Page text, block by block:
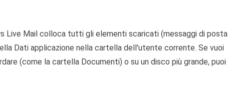
Live Mail colloca tutti gli elementi scaricati (messaggi di posta
Dati applicazione nella cartella dell'utente corrente. Se vuoi
(come la cartella Documenti) o su un disco più grande, puoi